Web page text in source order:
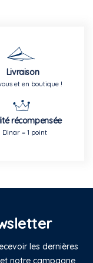
Livraison
et en boutique !
récompensée
Dinar = 1 point
les dernières
notre campagne